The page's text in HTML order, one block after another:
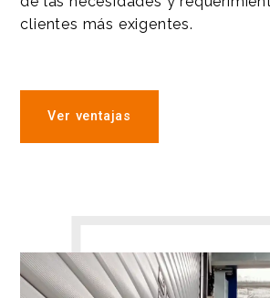
clientes más exigentes.
Ver ventajas